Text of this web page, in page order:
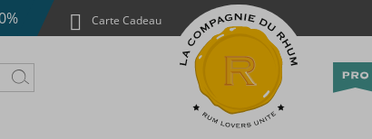
Carte Cadeau